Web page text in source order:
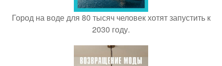
Город на воде для 80 тысяч человек хотят запустить к
2030 году.